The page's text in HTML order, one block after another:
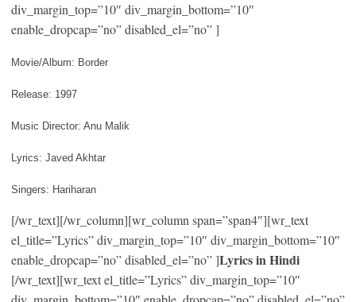
div_margin_top=”10″ div_margin_bottom=”10″
enable_dropcap=”no” disabled_el=”no” ]
Movie/Album: Border
Release: 1997
Music Director: Anu Malik
Lyrics: Javed Akhtar
Singers: Hariharan
[/wr_text][/wr_column][wr_column span=”span4″][wr_text
el_title=”Lyrics” div_margin_top=”10″ div_margin_bottom=”10″
enable_dropcap=”no” disabled_el=”no” ]Lyrics in Hindi
[/wr_text][wr_text el_title=”Lyrics” div_margin_top=”10″